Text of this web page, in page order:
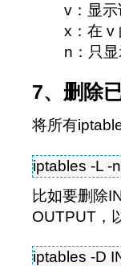
v：显
x：在 v
n：只
7、删除
将所有
iptables -L -
比如要删除
OUTPUT，
iptables -D